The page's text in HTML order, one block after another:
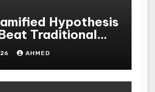
Hypothesis
Traditional
Methods
AHMED